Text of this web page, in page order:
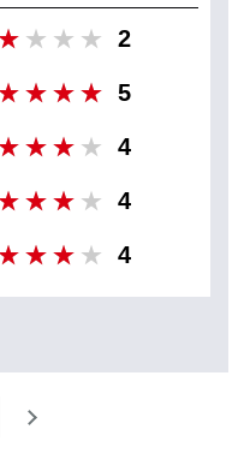
2
5
4
4
4